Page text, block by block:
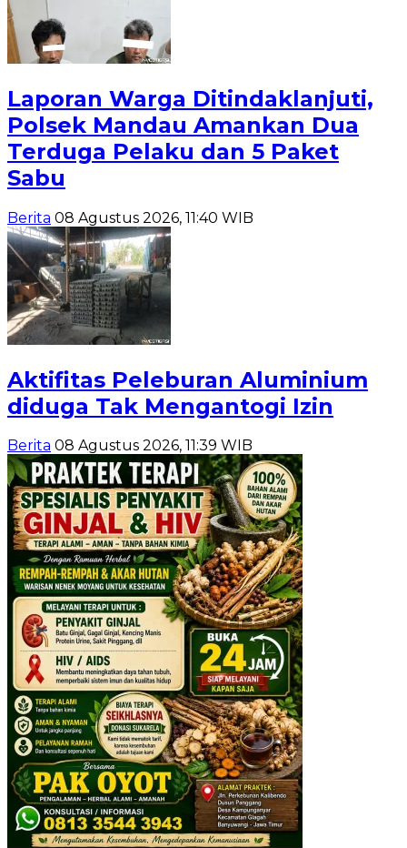
Laporan Warga Ditindaklanjuti,
Polsek Mandau Amankan Dua
Terduga Pelaku dan 5 Paket
Sabu
Berita 08 Agustus 2026, 11:40 WIB
Aktifitas Peleburan Aluminium
diduga Tak Mengantogi Izin
Berita 08 Agustus 2026, 11:39 WIB